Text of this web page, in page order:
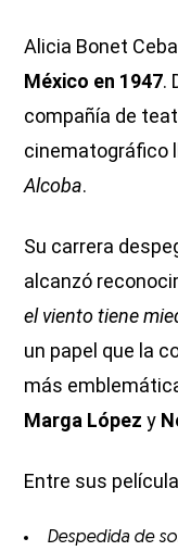
Alicia Bonet
México en 1947.
compañía de
cinematográfico
Alcoba.
Su carrera
alcanzó
el viento tiene
un papel que la
más
Marga López y
Entre sus
Despedida de